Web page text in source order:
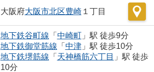
大阪府大阪市北区豊崎１丁目
地下鉄谷町線 「 中崎町」駅 徒歩9分
地下鉄御堂筋線 「 中津」駅 徒歩10分
地下鉄堺筋線 「 天神橋筋六丁目 」駅 徒歩
10分